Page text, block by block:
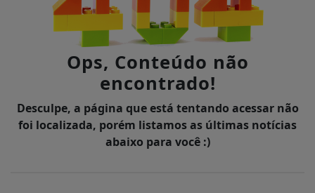
Ops, Conteúdo não
encontrado!
Desculpe, a página que está tentando acessar não
foi localizada, porém listamos as últimas notícias
abaixo para você :)